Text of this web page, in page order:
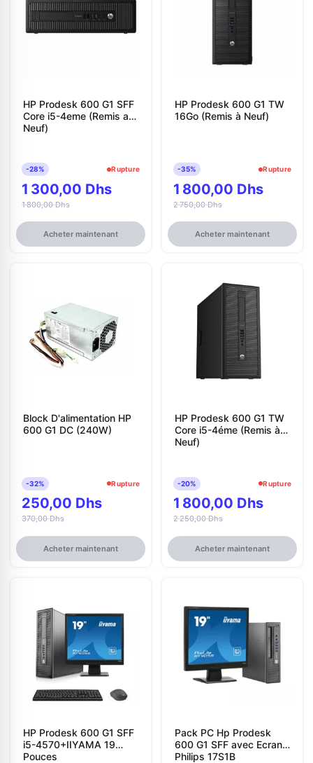
HP Prodesk 600 G1 SFF
Core i5-4eme (Remis a
Neuf)
-28% Rupture
1 300,00 Dhs
1 800,00 Dhs
Acheter maintenant
HP Prodesk 600 G1 TW
16Go (Remis à Neuf)
-35% Rupture
1 800,00 Dhs
2 750,00 Dhs
Acheter maintenant
Block D'alimentation HP
600 G1 DC (240W)
-32% Rupture
250,00 Dhs
370,00 Dhs
Acheter maintenant
HP Prodesk 600 G1 TW
Core i5-4éme (Remis à
Neuf)
-20% Rupture
1 800,00 Dhs
2 250,00 Dhs
Acheter maintenant
HP Prodesk 600 G1 SFF
i5-4570+IIYAMA 19
Pouces
Pack PC Hp Prodesk
600 G1 SFF avec Ecran
Philips 17S1B